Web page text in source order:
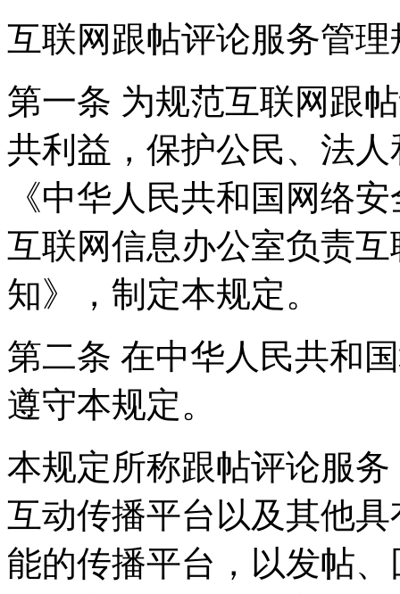
互联网跟帖评论服务管理
第一条 为规范互联网跟
共利益，保护公民、法
《中华人民共和国网络
互联网信息办公室负责
知》，制定本规定。
第二条 在中华人民共和
遵守本规定。
本规定所称跟帖评论服
互动传播平台以及其他
能的传播平台，以发帖